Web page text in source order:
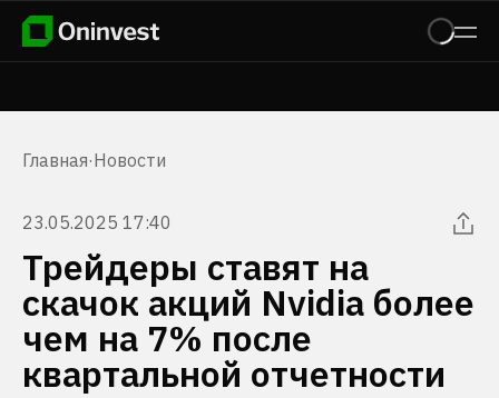
Главная·Новости
23.05.2025 17:40
Трейдеры ставят на
скачок акций Nvidia более
чем на 7% после
квартальной отчетности